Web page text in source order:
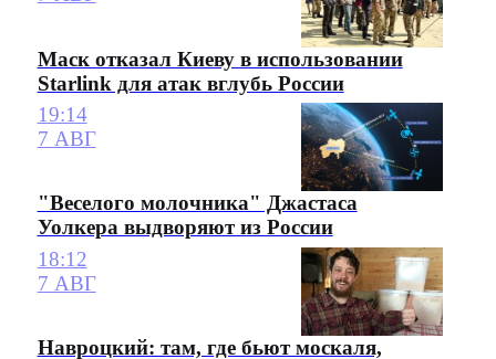
Маск отказал Киеву в использовании
Starlink для атак вглубь России
19:14
7 АВГ
"Веселого молочника" Джастаса
Уолкера выдворяют из России
18:12
7 АВГ
Навроцкий: там, где бьют москаля,